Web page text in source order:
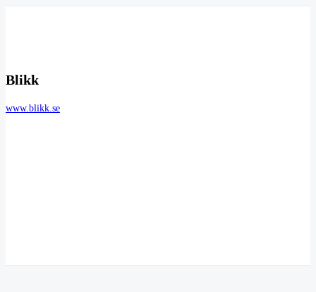
Blikk
www.blikk.se